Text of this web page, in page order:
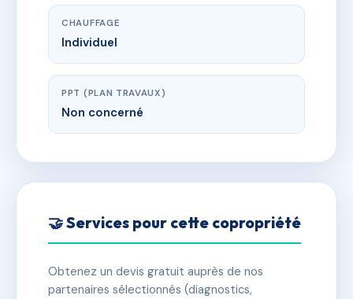
CHAUFFAGE
Individuel
PPT (PLAN TRAVAUX)
Non concerné
🤝 Services pour cette copropriété
Obtenez un devis gratuit auprès de nos
partenaires sélectionnés (diagnostics,